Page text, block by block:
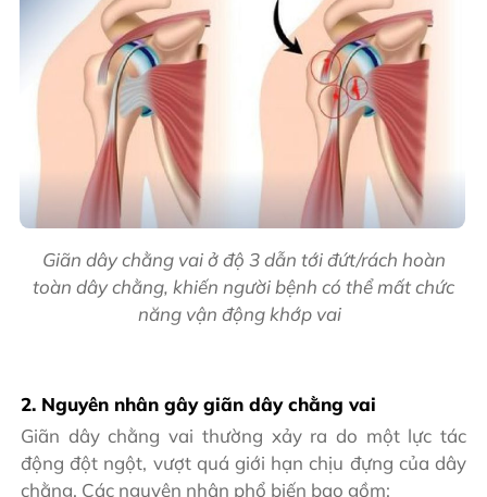
Giãn dây chằng vai ở độ 3 dẫn tới đứt/rách hoàn
toàn dây chằng, khiến người bệnh có thể mất chức
năng vận động khớp vai
2. Nguyên nhân gây giãn dây chằng vai
Giãn dây chằng vai thường xảy ra do một lực tác
động đột ngột, vượt quá giới hạn chịu đựng của dây
chằng. Các nguyên nhân phổ biến bao gồm: